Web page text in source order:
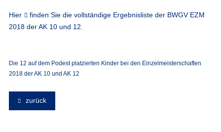
Hier
finden Sie die vollständige Ergebnisliste der BWGV EZM
2018 der AK 10 und 12.
Die 12 auf dem Podest platzierten Kinder bei den Einzelmeisterschaften
2018 der AK 10 und AK 12
zurück